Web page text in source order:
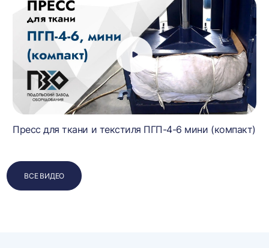
Пресс для ткани и текстиля ПГП-4-6 мини (компакт)
ВСЕ ВИДЕО